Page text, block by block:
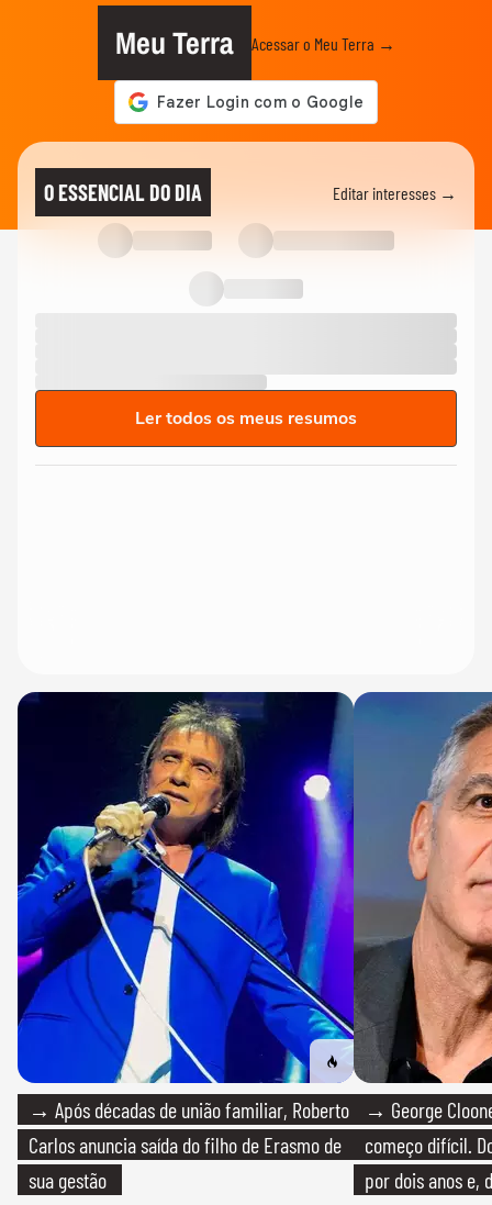
Meu Terra Acessar o Meu Terra →
O ESSENCIAL DO DIA Editar interesses →
Ler todos os meus resumos
→ Após décadas de união familiar, Roberto
Carlos anuncia saída do filho de Erasmo de
sua gestão
→ George
começo difícil.
por dois anos e,